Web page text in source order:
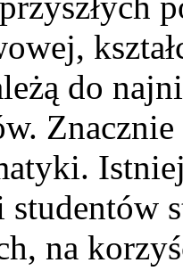
do
studentów
na